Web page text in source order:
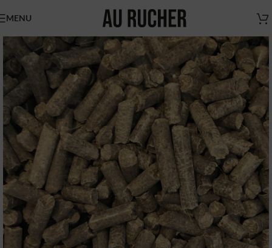
Nouveaux horaires
du magasin Au Rucher
Chers clients,
Nous vous informons des
nouveaux horaires du magasin
AU RUCHER.
Du mardi au vendredi de 9h à 17h
N'hésitez pas à nous contacter pour vous faire livrer
(sur Paris et région parisienne uniquement)
Boutique Au Rucher
MENU